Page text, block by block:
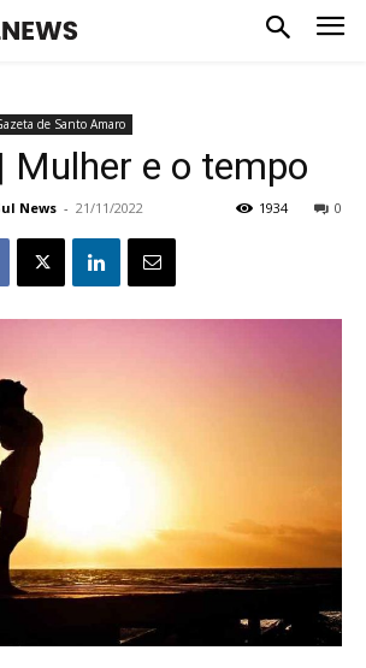
de Santo Amaro
Mulher e o tempo
News - 21/11/2022 0
1934